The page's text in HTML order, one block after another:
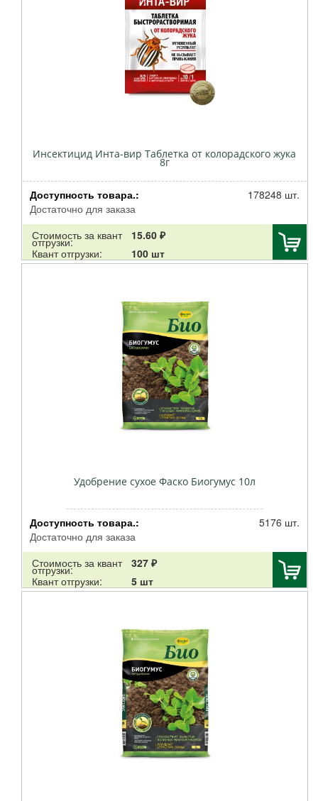
Инсектицид Инта-вир Таблетка от колорадского жука
8г
Доступность товара.:
Достаточно для заказа
178248 шт.
Стоимость за квант
отгрузки:
15.60 ₽
Квант отгрузки:
100 шт
Удобрение сухое Фаско Биогумус 10л
Доступность товара.:
Достаточно для заказа
5176 шт.
Стоимость за квант
отгрузки:
327 ₽
Квант отгрузки:
5 шт